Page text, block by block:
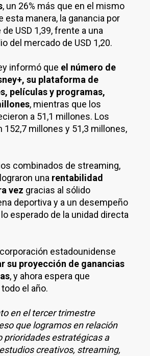
, un 26% más que en el mismo
esta manera, la ganancia por
USD 1,39, frente a una
del mercado de USD 1,20.
informó que el número de
su plataforma de
películas y programas,
, mientras que los
a 51,1 millones. Los
152,7 millones y 51,3 millones,
combinados de streaming,
una rentabilidad
vez gracias al sólido
deportiva y a un desempeño
esperado de la unidad directa
estadounidense
su proyección de ganancias
, y ahora espera que
el año.
en el tercer trimestre
que logramos en relación
prioridades estratégicas a
creativos, streaming,